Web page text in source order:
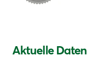
Aktuelle Daten